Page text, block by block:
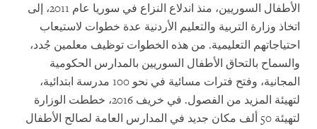
الأطفال السوريين، منذ اندلاع النزاع في سوريا عام 2011، إلى
اتخاذ وزارة التربية والتعليم الأردنية عدة خطوات لاستيعاب
احتياجاتهم التعليمية. من هذه الخطوات توظيف معلمين جُدد،
والسماح بالتحاق الأطفال السوريين بالمدارس الحكومية
المجانية، وفتح فترات مسائية في نحو 100 مدرسة ابتدائية،
لتهيئة المزيد من الفصول. في خريف 2016، خططت الوزارة
لتهيئة 50 ألف مكان جديد في المدارس العامة لصالح الأطفال